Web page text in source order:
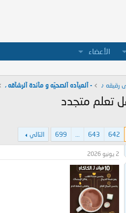
الأعضاء
رقيقه ♪ - آلعيآده آلصحيّه و مآئدة آلرشآقه ،
تعلم متجدد
642
643
...
699 التالي
2 يونيو 2026